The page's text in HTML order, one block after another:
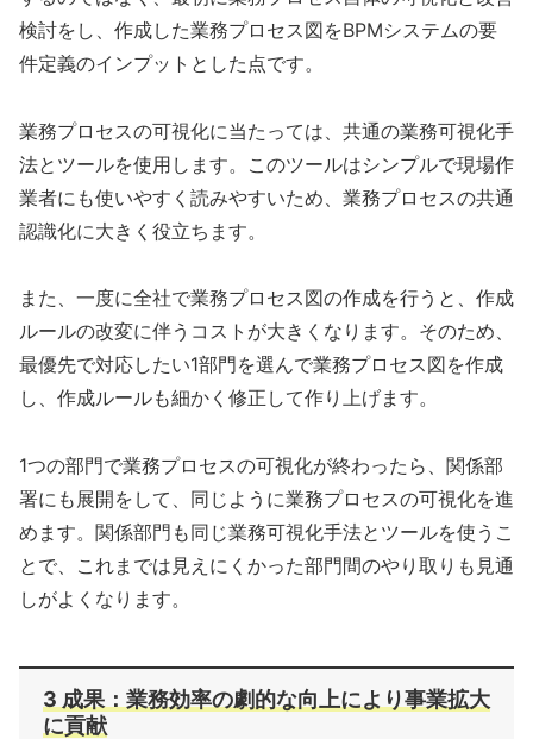
検討をし、作成した業務プロセス図をBPMシステムの要
件定義のインプットとした点です。
業務プロセスの可視化に当たっては、共通の業務可視化手
法とツールを使用します。このツールはシンプルで現場作
業者にも使いやすく読みやすいため、業務プロセスの共通
認識化に大きく役立ちます。
また、一度に全社で業務プロセス図の作成を行うと、作成
ルールの改変に伴うコストが大きくなります。そのため、
最優先で対応したい1部門を選んで業務プロセス図を作成
し、作成ルールも細かく修正して作り上げます。
1つの部門で業務プロセスの可視化が終わったら、関係部
署にも展開をして、同じように業務プロセスの可視化を進
めます。関係部門も同じ業務可視化手法とツールを使うこ
とで、これまでは見えにくかった部門間のやり取りも見通
しがよくなります。
3 成果：業務効率の劇的な向上により事業拡大
に貢献